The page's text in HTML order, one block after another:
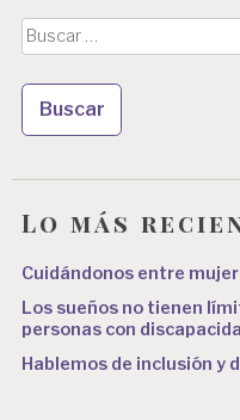
v
e
g
a
c
i
ó
n
d
e
Buscar:
Lo más
Cuidándonos entre
Los sueños no tienen
personas con
Hablemos de inclusión y